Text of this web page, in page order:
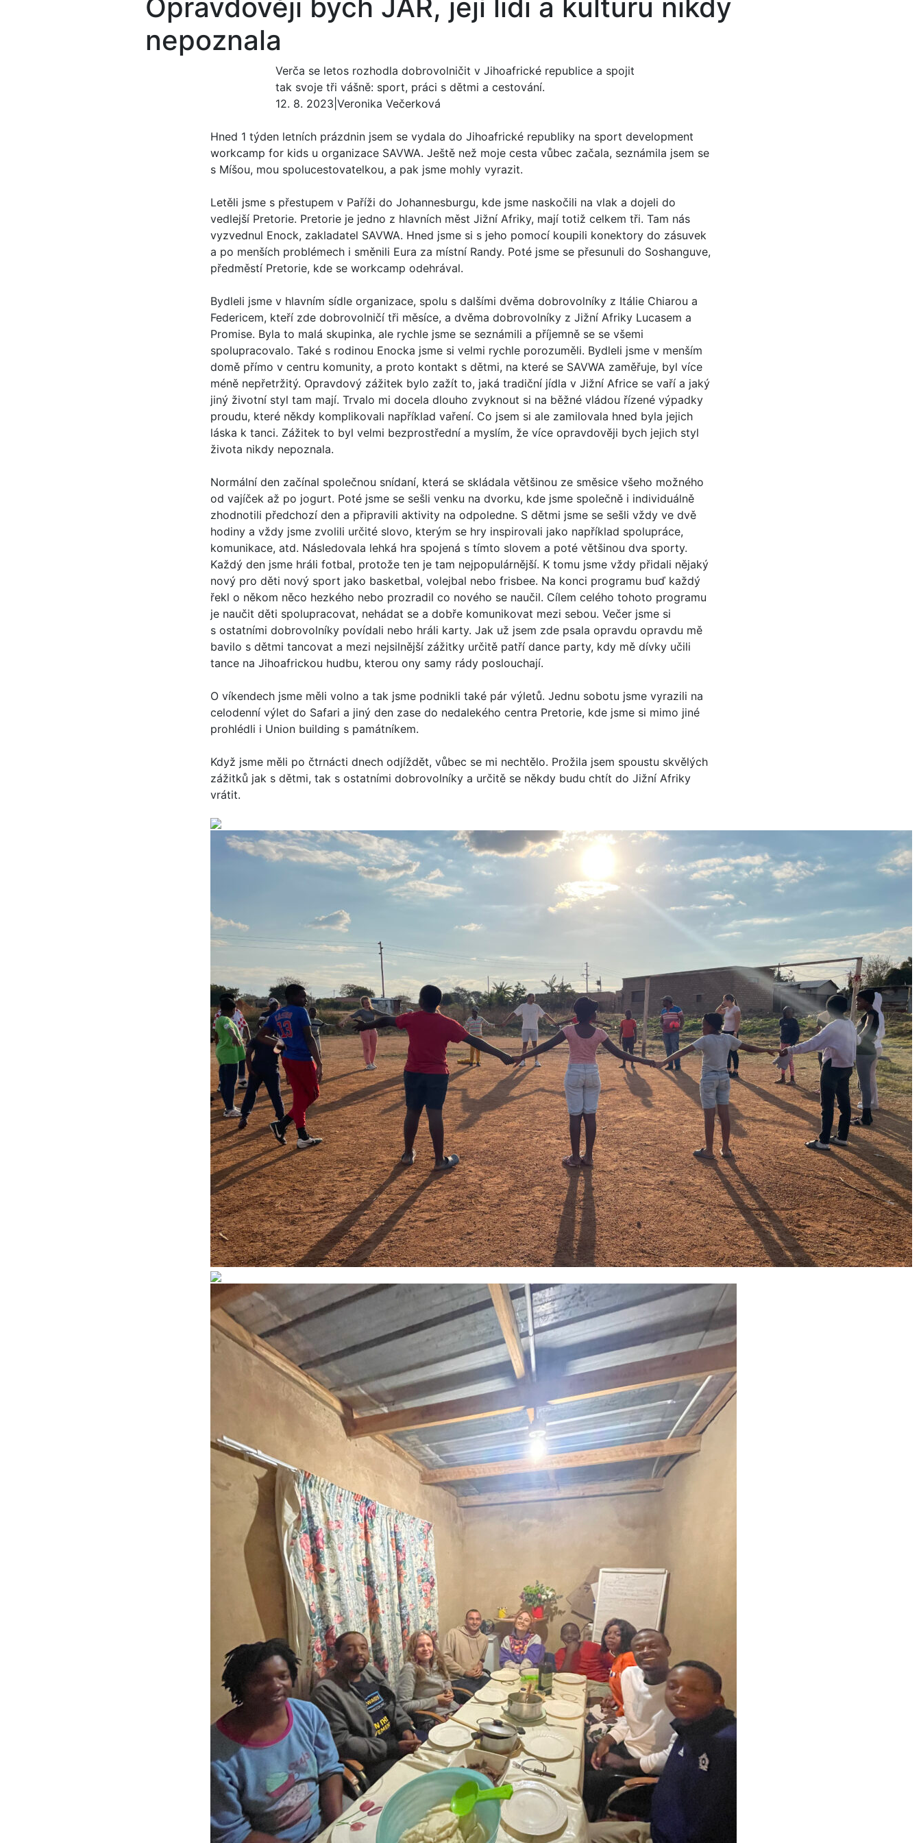
Opravdověji bych JAR, její lidi a kulturu nikdy
nepoznala
Verča se letos rozhodla dobrovolničit v Jihoafrické republice a spojit
tak svoje tři vášně: sport, práci s dětmi a cestování.
12. 8. 2023 Veronika Večerková
Hned 1 týden letních prázdnin jsem se vydala do Jihoafrické republiky na sport development
workcamp for kids u organizace SAVWA. Ještě než moje cesta vůbec začala, seznámila jsem se
s Míšou, mou spolucestovatelkou, a pak jsme mohly vyrazit.
Letěli jsme s přestupem v Paříži do Johannesburgu, kde jsme naskočili na vlak a dojeli do
vedlejší Pretorie. Pretorie je jedno z hlavních měst Jižní Afriky, mají totiž celkem tři. Tam nás
vyzvednul Enock, zakladatel SAVWA. Hned jsme si s jeho pomocí koupili konektory do zásuvek
a po menších problémech i směnili Eura za místní Randy. Poté jsme se přesunuli do Soshanguve,
předměstí Pretorie, kde se workcamp odehrával.
Bydleli jsme v hlavním sídle organizace, spolu s dalšími dvěma dobrovolníky z Itálie Chiarou a
Federicem, kteří zde dobrovolničí tři měsíce, a dvěma dobrovolníky z Jižní Afriky Lucasem a
Promise. Byla to malá skupinka, ale rychle jsme se seznámili a příjemně se se všemi
spolupracovalo. Také s rodinou Enocka jsme si velmi rychle porozuměli. Bydleli jsme v menším
domě přímo v centru komunity, a proto kontakt s dětmi, na které se SAVWA zaměřuje, byl více
méně nepřetržitý. Opravdový zážitek bylo zažít to, jaká tradiční jídla v Jižní Africe se vaří a jaký
jiný životní styl tam mají. Trvalo mi docela dlouho zvyknout si na běžné vládou řízené výpadky
proudu, které někdy komplikovali například vaření. Co jsem si ale zamilovala hned byla jejich
láska k tanci. Zážitek to byl velmi bezprostřední a myslím, že více opravdověji bych jejich styl
života nikdy nepoznala.
Normální den začínal společnou snídaní, která se skládala většinou ze směsice všeho možného
od vajíček až po jogurt. Poté jsme se sešli venku na dvorku, kde jsme společně i individuálně
zhodnotili předchozí den a připravili aktivity na odpoledne. S dětmi jsme se sešli vždy ve dvě
hodiny a vždy jsme zvolili určité slovo, kterým se hry inspirovali jako například spolupráce,
komunikace, atd. Následovala lehká hra spojená s tímto slovem a poté většinou dva sporty.
Každý den jsme hráli fotbal, protože ten je tam nejpopulárnější. K tomu jsme vždy přidali nějaký
nový pro děti nový sport jako basketbal, volejbal nebo frisbee. Na konci programu buď každý
řekl o někom něco hezkého nebo prozradil co nového se naučil. Cílem celého tohoto programu
je naučit děti spolupracovat, nehádat se a dobře komunikovat mezi sebou. Večer jsme si
s ostatními dobrovolníky povídali nebo hráli karty. Jak už jsem zde psala opravdu opravdu mě
bavilo s dětmi tancovat a mezi nejsilnější zážitky určitě patří dance party, kdy mě dívky učili
tance na Jihoafrickou hudbu, kterou ony samy rády poslouchají.
O víkendech jsme měli volno a tak jsme podnikli také pár výletů. Jednu sobotu jsme vyrazili na
celodenní výlet do Safari a jiný den zase do nedalekého centra Pretorie, kde jsme si mimo jiné
prohlédli i Union building s památníkem.
Když jsme měli po čtrnácti dnech odjíždět, vůbec se mi nechtělo. Prožila jsem spoustu skvělých
zážitků jak s dětmi, tak s ostatními dobrovolníky a určitě se někdy budu chtít do Jižní Afriky
vrátit.